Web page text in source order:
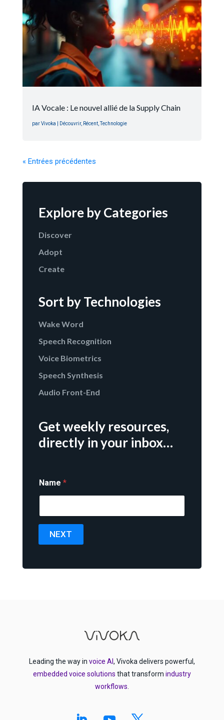
IA Vocale : Le nouvel allié de la Supply Chain
parVivoka Découvrir, Récent, Technologie
« Entrées précédentes
Explore by Categories
Discover
Adopt
Create
Sort by Technologies
Wake Word
Speech Recognition
Voice Biometrics
Speech Synthesis
Audio Front-End
Get weekly resources,
directly in your inbox…
Name *
NEXT
Leading the way in voice AI , Vivoka delivers powerful,
embedded voice solutions that transform industry
workflows